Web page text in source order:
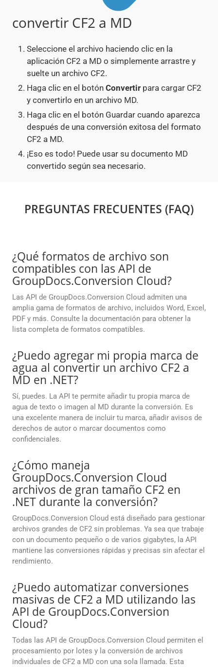
convertir CF2 a MD
Seleccione el archivo haciendo clic en la
aplicación CF2 a MD o simplemente arrastre y
suelte un archivo CF2.
Haga clic en el botón Convertir para cargar CF2
y convertirlo en un archivo MD.
Haga clic en el botón Guardar cuando aparezca
después de una conversión exitosa del formato
CF2 a MD.
¡Eso es todo! Puede usar su documento MD
convertido según sea necesario.
PREGUNTAS FRECUENTES (FAQ)
¿Qué formatos de archivo son
compatibles con las API de
GroupDocs.Conversion Cloud?
Las API de GroupDocs.Conversion Cloud admiten una
amplia gama de formatos de archivo, incluidos Word, Excel,
PDF y más. Consulte la documentación para obtener la
lista completa de formatos compatibles.
¿Puedo agregar mi propia marca de
agua al convertir un archivo CF2 a
MD en .NET?
Sí, puedes. La API te permite añadir tu propia marca de
agua de texto o imagen al MD durante la conversión. Es
una excelente manera de incluir tu marca, añadir avisos de
derechos de autor o marcar documentos como
confidenciales.
¿Cómo maneja
GroupDocs.Conversion Cloud
archivos de gran tamaño CF2 en
.NET durante la conversión?
GroupDocs.Conversion Cloud está diseñado para gestionar
archivos grandes de CF2 sin problemas. Ya sea que trabaje
con un documento pequeño o de varios gigabytes, la API
mantiene las conversiones rápidas y precisas sin afectar el
rendimiento.
¿Puedo automatizar conversiones
masivas de CF2 a MD utilizando las
API de GroupDocs.Conversion
Cloud?
Todas las API de GroupDocs.Conversion Cloud permiten el
procesamiento por lotes y la conversión de archivos
individuales de CF2 a MD con una sola llamada. Esta